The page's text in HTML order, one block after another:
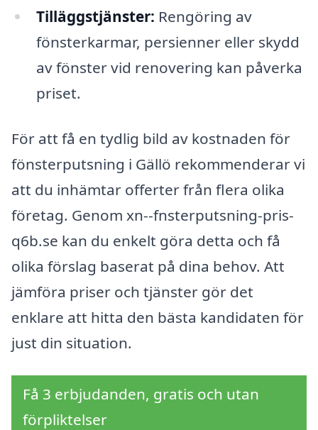
Tilläggstjänster: Rengöring av
fönsterkarmar, persienner eller skydd
av fönster vid renovering kan påverka
priset.
För att få en tydlig bild av kostnaden för
fönsterputsning i Gällö rekommenderar vi
att du inhämtar offerter från flera olika
företag. Genom xn--fnsterputsning-pris-
q6b.se kan du enkelt göra detta och få
olika förslag baserat på dina behov. Att
jämföra priser och tjänster gör det
enklare att hitta den bästa kandidaten för
just din situation.
Få 3 erbjudanden, gratis och utan
förpliktelser